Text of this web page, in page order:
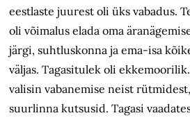
eestlaste juurest oli üks vabadus.
olivõimalus elada oma
järgi,suhtluskonna ja ema-isa
väljas. Tagasitulek oliekkemoorilik
valisinvabanemise neist
suurlinna kutsusid. Tagasi